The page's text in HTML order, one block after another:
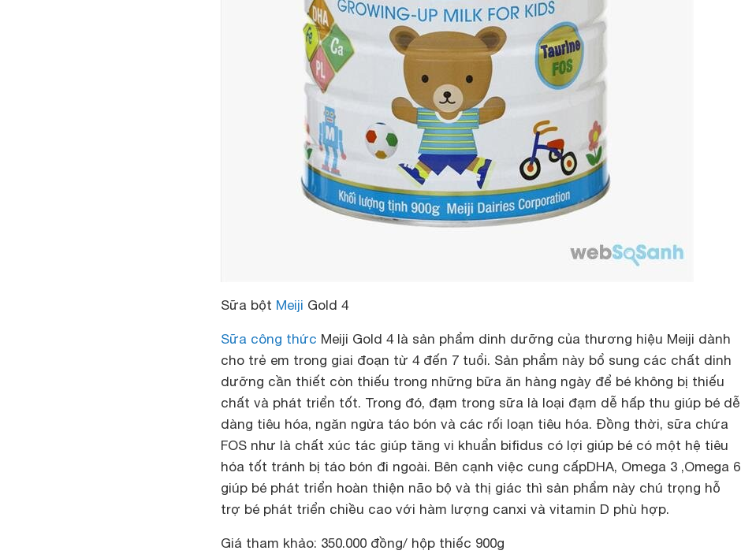
Sữa bột Meiji Gold 4
Sữa công thức Meiji Gold 4 là sản phẩm dinh dưỡng của thương hiệu Meiji dành
cho trẻ em trong giai đoạn từ 4 đến 7 tuổi. Sản phẩm này bổ sung các chất dinh
dưỡng cần thiết còn thiếu trong những bữa ăn hàng ngày để bé không bị thiếu
chất và phát triển tốt. Trong đó, đạm trong sữa là loại đạm dễ hấp thu giúp bé dễ
dàng tiêu hóa, ngăn ngừa táo bón và các rối loạn tiêu hóa. Đồng thời, sữa chứa
FOS như là chất xúc tác giúp tăng vi khuẩn bifidus có lợi giúp bé có một hệ tiêu
hóa tốt tránh bị táo bón đi ngoài. Bên cạnh việc cung cấpDHA, Omega 3 ,Omega 6
giúp bé phát triển hoàn thiện não bộ và thị giác thì sản phẩm này chú trọng hỗ
trợ bé phát triển chiều cao với hàm lượng canxi và vitamin D phù hợp.
Giá tham khảo: 350.000 đồng/ hộp thiếc 900g